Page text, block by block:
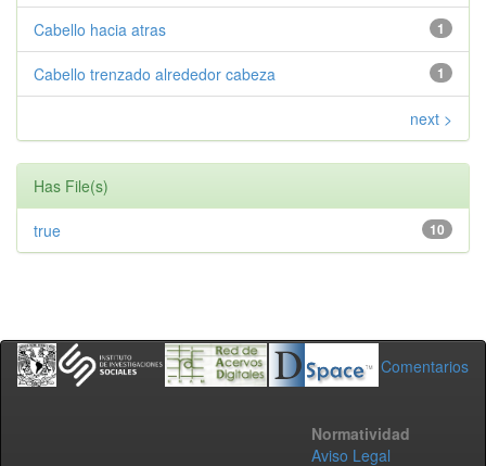
1
Cabello hacia atras
1
Cabello trenzado alrededor cabeza
next >
Has File(s)
10
true
Comentarios
Normatividad
Aviso Legal